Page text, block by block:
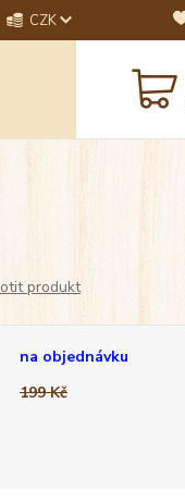
CZK
produkt
na objednávku
199 Kč